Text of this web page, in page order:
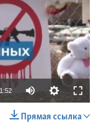
available
1:52
Прямая ссылка